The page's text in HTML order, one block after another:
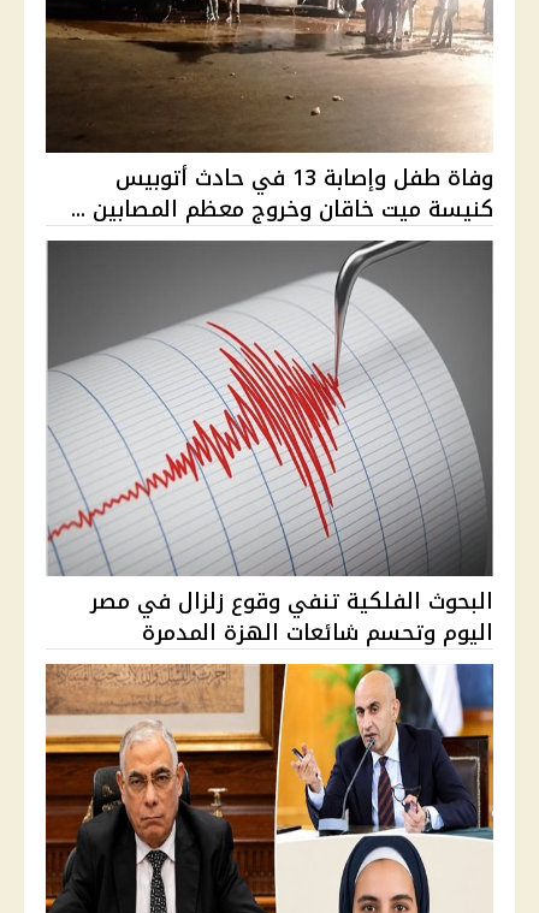
وفاة طفل وإصابة 13 في حادث أتوبيس
كنيسة ميت خاقان وخروج معظم المصابين ...
البحوث الفلكية تنفي وقوع زلزال في مصر
اليوم وتحسم شائعات الهزة المدمرة